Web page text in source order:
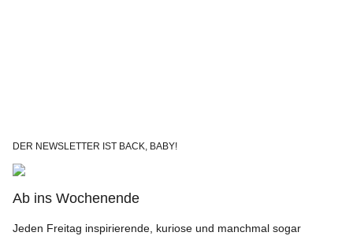
DER NEWSLETTER IST BACK, BABY!
Ab ins Wochenende
Jeden Freitag inspirierende, kuriose und manchmal sogar